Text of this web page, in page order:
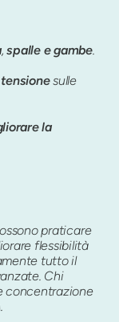
,spalle e gambe.
sulle
la
praticare
flessibilità
tutto il
Chi
concentrazione